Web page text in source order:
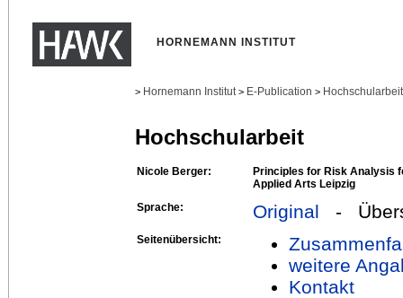
HORNEMANN INSTITUT
> Hornemann Institut > E-Publication >
Hochschularbeit
Nicole Berger:
Principles for Risk Analysis
Applied Arts Leipzig
Sprache:
Original -
Seitenübersicht:
weitere
Kontakt